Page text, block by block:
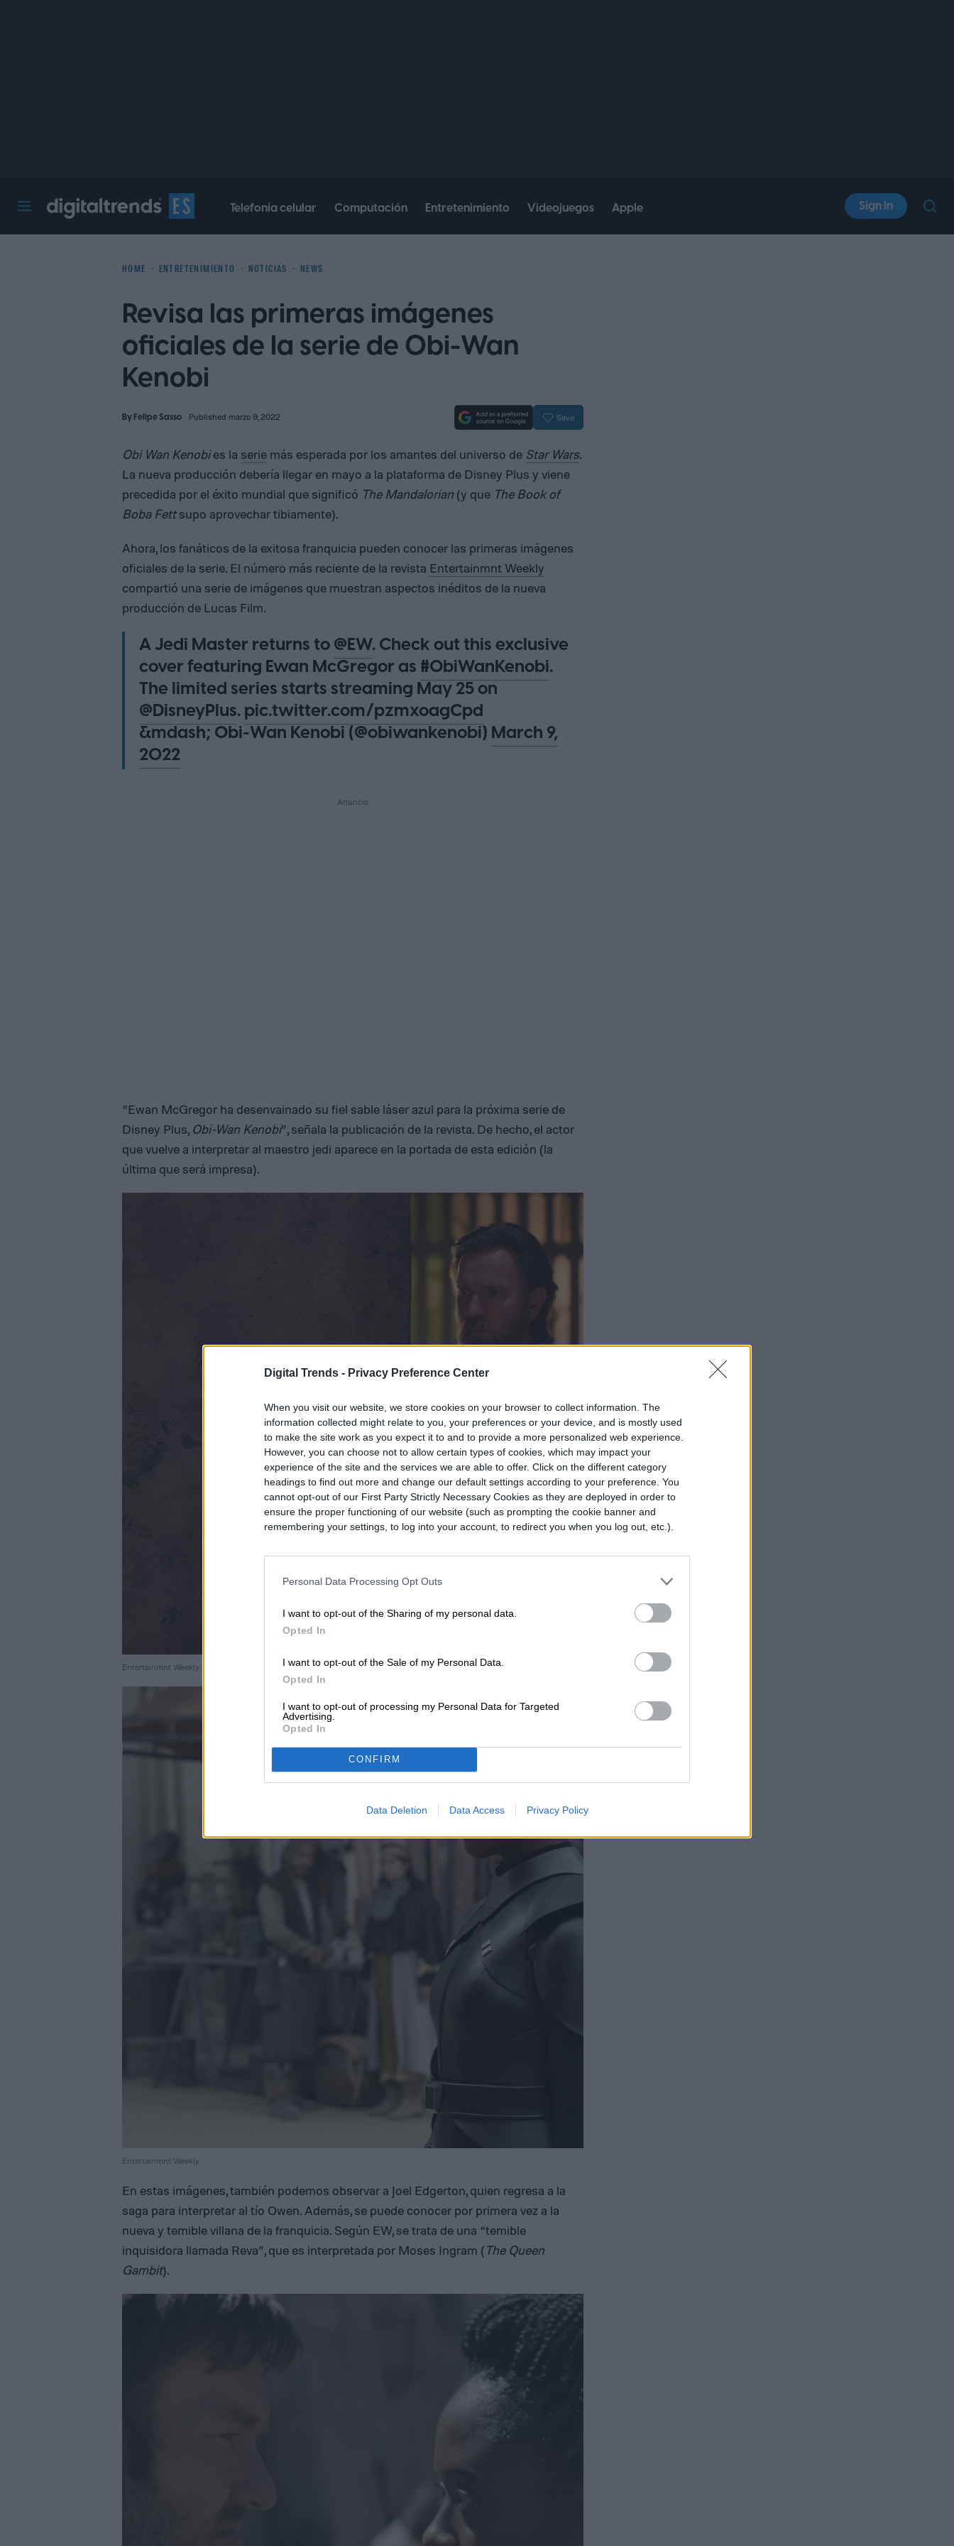
Digital Trends - Privacy Preference Center
When you visit our website, we store cookies on your browser to collect information. The
information collected might relate to you, your preferences or your device, and is mostly used
to make the site work as you expect it to and to provide a more personalized web experience.
However, you can choose not to allow certain types of cookies, which may impact your
experience of the site and the services we are able to offer. Click on the different category
headings to find out more and change our default settings according to your preference. You
cannot opt-out of our First Party Strictly Necessary Cookies as they are deployed in order to
ensure the proper functioning of our website (such as prompting the cookie banner and
remembering your settings, to log into your account, to redirect you when you log out, etc.).
Personal Data Processing Opt Outs
I want to opt-out of the Sharing of my personal data.
Opted In
I want to opt-out of the Sale of my Personal Data.
Opted In
I want to opt-out of processing my Personal Data for Targeted
Advertising.
Opted In
CONFIRM
Data Deletion Data Access Privacy Policy
Telefonía celular Computación Entretenimiento Videojuegos Apple Sign In
HOME ENTRETENIMIENTO NOTICIAS NEWS
Revisa las primeras imágenes
oficiales de la serie de Obi-Wan
Kenobi
ByFelipe Sasso Published marzo 9, 2022 Save
Obi Wan Kenobies la serie más esperada por los amantes del universo de Star Wars.
La nueva producción debería llegar en mayo a la plataforma de Disney Plus y viene
precedida por el éxito mundial que significó The Mandalorian (y que The Book of
Boba Fettsupo aprovechar tibiamente).
Ahora, los fanáticos de la exitosa franquicia pueden conocer las primeras imágenes
oficiales de la serie. El número más reciente de la revista Entertainmnt Weekly
compartió una serie de imágenes que muestran aspectos inéditos de la nueva
producción de Lucas Film.
A Jedi Master returns to@EW. Check out this exclusive
cover featuring Ewan McGregor as #ObiWanKenobi.
The limited series starts streaming May 25 on
@DisneyPlus.pic.twitter.com/pzmxoagCpd
&mdash; Obi-Wan Kenobi (@obiwankenobi) March 9,
2022
“Ewan McGregor ha desenvainado su fiel sable láser azul para la próxima serie de
Disney Plus, Obi-Wan Kenobi”, señala la publicación de la revista. De hecho, el actor
que vuelve a interpretar al maestro jedi aparece en la portada de esta edición (la
última que será impresa).
Entertainmnt Weekly
Entertainmnt Weekly
En estas imágenes, también podemos observar a Joel Edgerton, quien regresa a la
saga para interpretar al tío Owen. Además, se puede conocer por primera vez a la
nueva y temible villana de la franquicia. Según EW, se trata de una “temible
inquisidora llamada Reva”, que es interpretada por Moses Ingram (The Queen
Gambit).